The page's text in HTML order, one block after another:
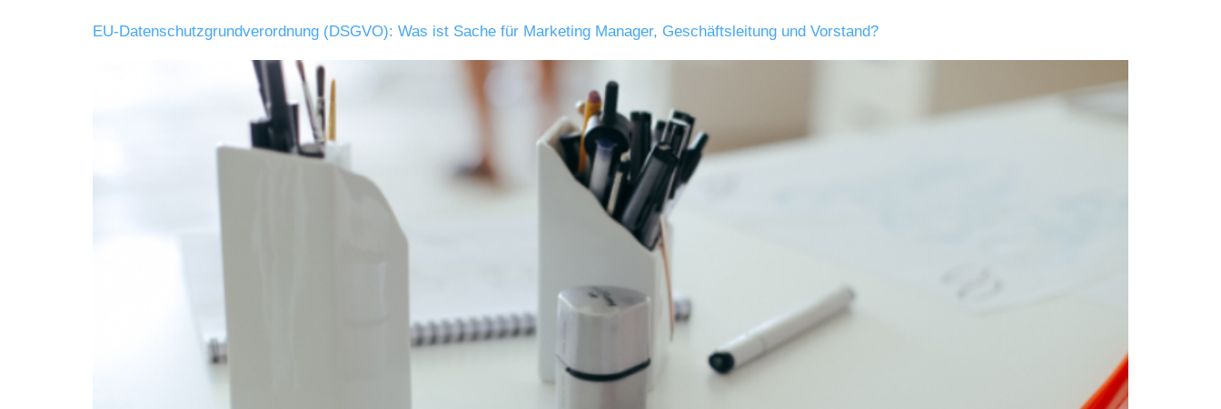
EU-Datenschutzgrundverordnung (DSGVO): Was ist Sache für Marketing Manager, Geschäftsleitung und Vorstand?